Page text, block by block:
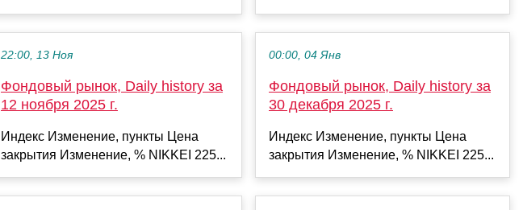
22:00, 13 Ноя
Фондовый рынок, Daily history за
12 ноября 2025 г.
Индекс Изменение, пункты Цена
закрытия Изменение, % NIKKEI 225...
00:00, 04 Янв
Фондовый рынок, Daily history за
30 декабря 2025 г.
Индекс Изменение, пункты Цена
закрытия Изменение, % NIKKEI 225...